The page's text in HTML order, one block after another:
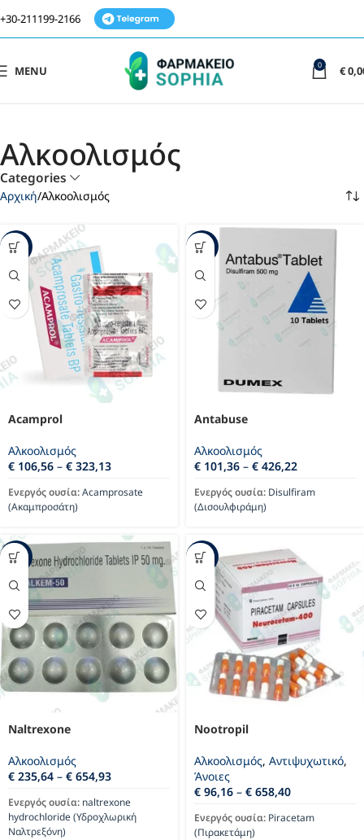
+30-211199-2166
MENU 0 €
Αλκοολισμός
Categories
Αρχική Αλκοολισμός
-49%
Acamprol
Αλκοολισμός
€ 106,56 – € 323,13
Ενεργός ουσία:Acamprosate
(Ακαμπροσάτη)
-30%
Antabuse
Αλκοολισμός
€ 101,36 – € 426,22
Ενεργός ουσία: Disulfiram
(Δισουλφιράμη)
-7%
Naltrexone
Αλκοολισμός
€ 235,64 – € 654,93
Ενεργός ουσία: naltrexone
hydrochloride (Υδροχλωρική
Ναλτρεξόνη)
-11%
Nootropil
Αλκοολισμός, Αντιψυχωτικό,
Άνοιες
€ 96,16 – € 658,40
Ενεργός ουσία: Piracetam
(Πιρακετάμη)